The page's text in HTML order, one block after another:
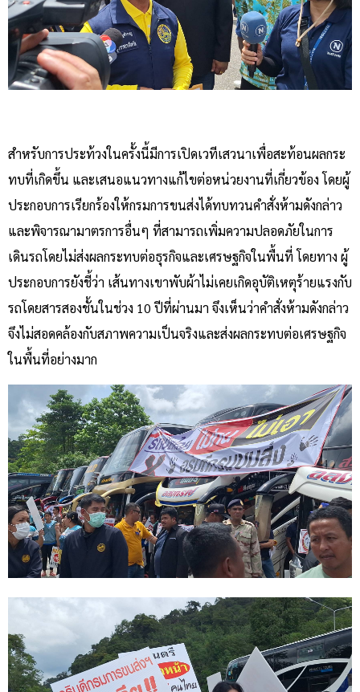
สำหรับการประท้วงในครั้งนี้มีการเปิดเวทีเสวนาเพื่อสะท้อนผลกระ
ทบที่เกิดขึ้น และเสนอแนวทางแก้ไขต่อหน่วยงานที่เกี่ยวข้อง โดยผู้
ประกอบการเรียกร้องให้กรมการขนส่งได้ทบทวนคำสั่งห้ามดังกล่าว
และพิจารณามาตรการอื่นๆ ที่สามารถเพิ่มความปลอดภัยในการ
เดินรถโดยไม่ส่งผลกระทบต่อธุรกิจและเศรษฐกิจในพื้นที่ โดยทาง ผู้
ประกอบการยังชี้ว่า เส้นทางเขาพับผ้าไม่เคยเกิดอุบัติเหตุร้ายแรงกับ
รถโดยสารสองชั้นในช่วง 10 ปีที่ผ่านมา จึงเห็นว่าคำสั่งห้ามดังกล่าว
จึงไม่สอดคล้องกับสภาพความเป็นจริงและส่งผลกระทบต่อเศรษฐกิจ
ในพื้นที่อย่างมาก